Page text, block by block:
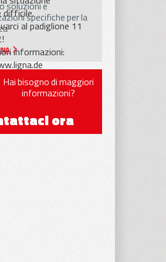
difficile.
al padiglione 11
informazioni:
soluzioni e
specifiche per la
Hai bisogno di maggiori
informazioni?
ora